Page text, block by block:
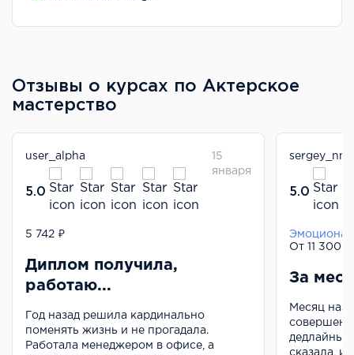
Отзывы о курсах по Актерское
мастерство
user_alpha
5.0
15
января
5 742 ₽
Диплом получила,
работаю...
Год назад решила кардинально
поменять жизнь и не прогадала.
Работала менеджером в офисе, а
sergey_nn
5.0
От 11 300
За
Месяц
дедлайны,
сказала,